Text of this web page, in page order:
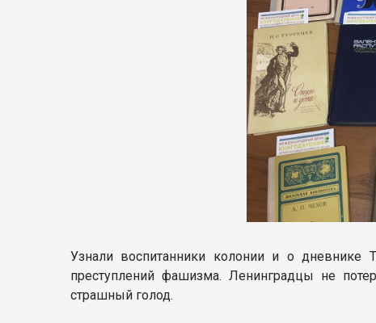
Узнали воспитанники колонии и о дневнике
преступлений фашизма. Ленинградцы не
страшный голод.